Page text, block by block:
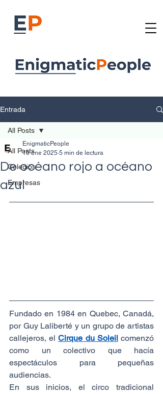
Entrada
All Posts
Colegios
Empresas
All Posts
De océano rojo a océano
azul
EnigmaticPeople
10 ene 2025 5 min de lectura
Fundado en 1984 en Quebec, Canadá,
por Guy Laliberté y un grupo de artistas
callejeros, el Cirque du Soleil comenzó
como un colectivo que hacía
espectáculos para pequeñas
audiencias.
En sus inicios, el circo tradicional